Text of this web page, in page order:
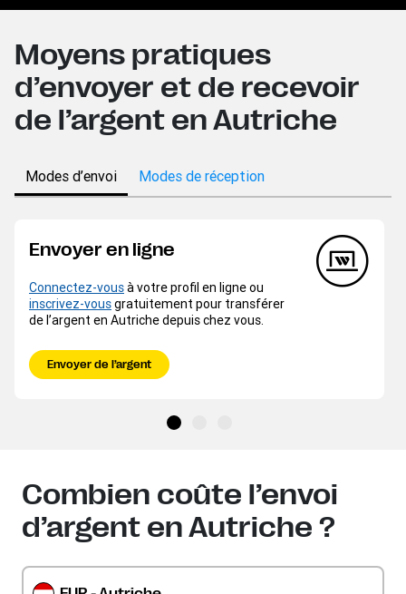
Moyens pratiques
d’envoyer et de recevoir
de l’argent en Autriche
Modes d’envoi Modes de réception
Envoyer en ligne
Connectez-vousà votre profil en ligne ou
inscrivez-vousgratuitement pour transférer
de l’argent en Autriche depuis chez vous.
Envoyer de l’argent
Combien coûte l’envoi
d’argent en Autriche ?